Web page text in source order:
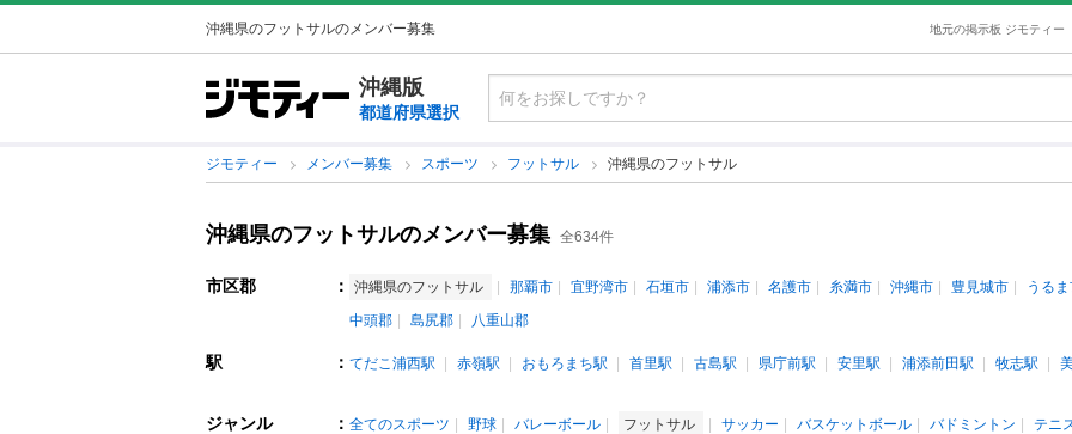
沖縄県のフットサルのメンバー募集 地元の掲示板 ジモティー
沖縄版
都道府県選択
ジモティー メンバー募集 スポーツ フットサル 沖縄県のフットサル
沖縄県のフットサルのメンバー募集 全634件
市区郡 ： 沖縄県のフットサル 那覇市 宜野湾市 石垣市 浦添市 名護市 糸満市 沖縄市 豊見城市
うる
中頭郡
島尻郡 八重山郡
駅 ： てだこ浦西駅 赤嶺駅 おもろまち駅 首里駅 古島駅 県庁前駅 安里駅 浦添前田駅 牧志駅
ジャンル ： 全てのスポーツ 野球 バレーボール フットサル サッカー バスケットボール バドミントン テニ